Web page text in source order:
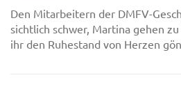
Den Mitarbeitern der DMFV-
sichtlich schwer, Martina gehen
ihr den Ruhestand von Herzen